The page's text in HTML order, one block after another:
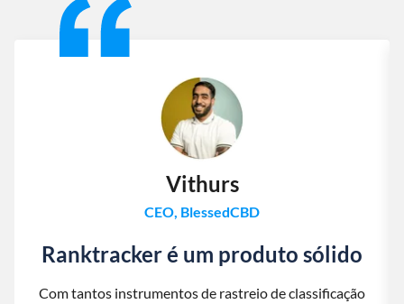
Vithurs
CEO, BlessedCBD
Ranktracker é um produto sólido
Com tantos instrumentos de rastreio de classificação